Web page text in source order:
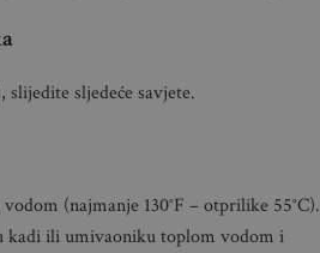
sljedeće savjete.
(najmanje 130°F – otprilike 55°C).
kadi ili umivaoniku toplom vodom i